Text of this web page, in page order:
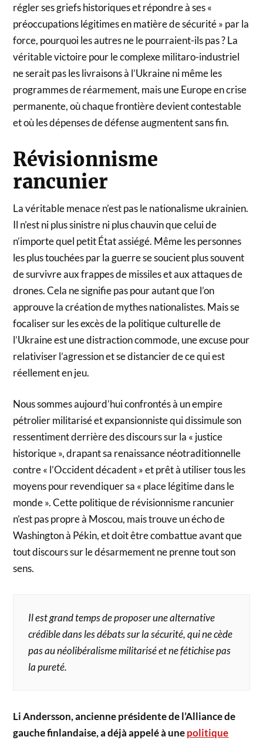
régler ses griefs historiques et répondre à ses «
préoccupations légitimes en matière de sécurité » par la
force, pourquoi les autres ne le pourraient-ils pas ? La
véritable victoire pour le complexe militaro-industriel
ne serait pas les livraisons à l’Ukraine ni même les
programmes de réarmement, mais une Europe en crise
permanente, où chaque frontière devient contestable
et où les dépenses de défense augmentent sans fin.
Révisionnisme
rancunier
La véritable menace n’est pas le nationalisme ukrainien.
Il n’est ni plus sinistre ni plus chauvin que celui de
n’importe quel petit État assiégé. Même les personnes
les plus touchées par la guerre se soucient plus souvent
de survivre aux frappes de missiles et aux attaques de
drones. Cela ne signifie pas pour autant que l’on
approuve la création de mythes nationalistes. Mais se
focaliser sur les excès de la politique culturelle de
l’Ukraine est une distraction commode, une excuse pour
relativiser l’agression et se distancier de ce qui est
réellement en jeu.
Nous sommes aujourd’hui confrontés à un empire
pétrolier militarisé et expansionniste qui dissimule son
ressentiment derrière des discours sur la « justice
historique », drapant sa renaissance néotraditionnelle
contre « l’Occident décadent » et prêt à utiliser tous les
moyens pour revendiquer sa « place légitime dans le
monde ». Cette politique de révisionnisme rancunier
n’est pas propre à Moscou, mais trouve un écho de
Washington à Pékin, et doit être combattue avant que
tout discours sur le désarmement ne prenne tout son
sens.
Il est grand temps de proposer une alternative
crédible dans les débats sur la sécurité, qui ne cède
pas au néolibéralisme militarisé et ne fétichise pas
la pureté.
Li Andersson, ancienne présidente de l’Alliance de
gauche finlandaise, a déjà appelé à unepolitique